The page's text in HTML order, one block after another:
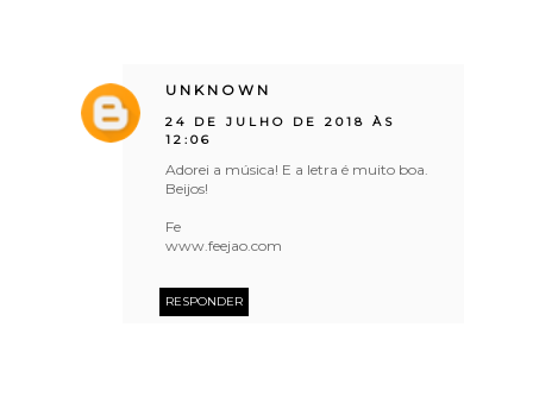
UNKNOWN
24 DE JULHO DE 2018 ÀS
12:06
Adorei a música! E a letra é muito boa.
Beijos!
Fe
www.feejao.com
RESPONDER